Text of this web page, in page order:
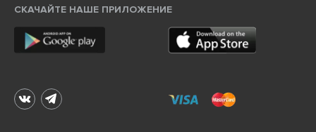
СКАЧАЙТЕ НАШЕ ПРИЛОЖЕНИЕ